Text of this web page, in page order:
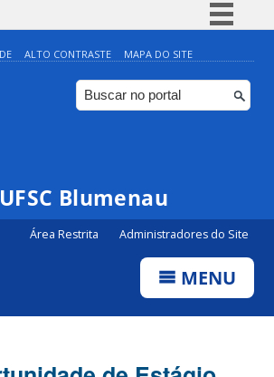
Simplifique!
Comunica BR
Participe
Canais
ALTO CONTRASTE MAPA DO SITE
Blumenau
Área Restrita Administradores do Site
MENU